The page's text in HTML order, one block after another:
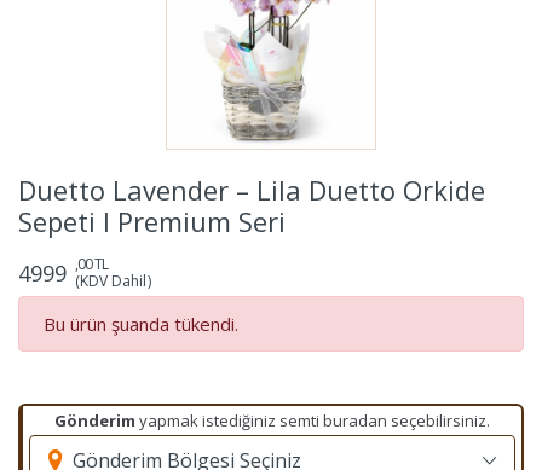
Duetto Lavender – Lila Duetto Orkide
Sepeti I Premium Seri
4999 ,00 TL
(KDV Dahil)
Bu ürün şuanda tükendi.
Gönderim yapmak istediğiniz semti buradan seçebilirsiniz.
Gönderim Bölgesi Seçiniz